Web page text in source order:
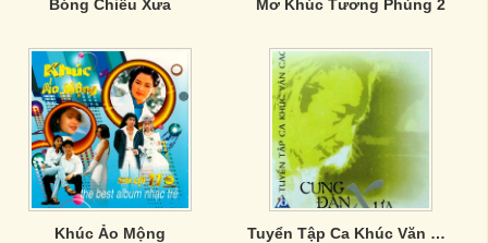
Bóng Chiều Xưa Mơ Khúc Tương Phùng 2
Khúc Ảo Mộng Tuyển Tập Ca Khúc Văn Cao: Cung Đàn Xưa